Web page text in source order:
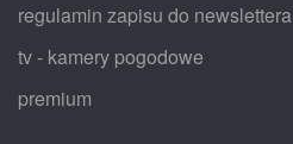
regulamin zapisu do newslettera
tv - kamery pogodowe
premium